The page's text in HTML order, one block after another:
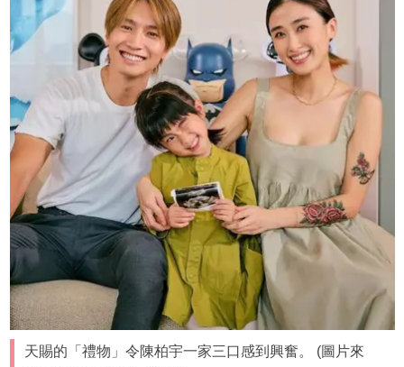
天賜的「禮物」令陳柏宇一家三口感到興奮。 (圖片來